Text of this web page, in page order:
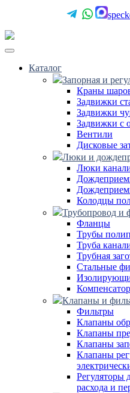
Каталог
Запорная и
Краны
Задвижки
Задвижки
Задвижки с
Вентили
Дисковые
Люки и
Люки
Колодцы
Трубопровод и
Фланцы
Трубы
Труба
Трубная
Стальные
Клапаны и
Фильтры
Клапаны
Клапаны
Клапаны
Клапаны
Регуляторы
расхода и